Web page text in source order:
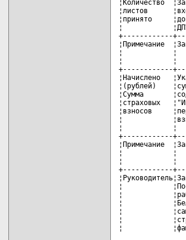
¦Количество
¦листов
¦принято
¦
+------------
¦Примечание
¦            ¦
¦            ¦
+------------
¦Начислено
¦(рублей)
¦Сумма
¦страховых
¦взносов
¦
¦            ¦
+------------
¦Примечание
¦            ¦
¦            ¦
+------------
¦
¦
¦
¦
¦
¦